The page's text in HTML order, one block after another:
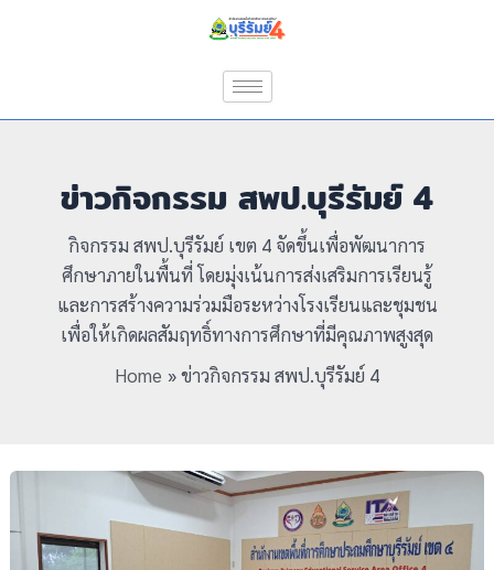
ข่าวกิจกรรม สพป.บุรีรัมย์ 4
กิจกรรม สพป.บุรีรัมย์ เขต 4 จัดขึ้นเพื่อพัฒนาการ
ศึกษาภายในพื้นที่ โดยมุ่งเน้นการส่งเสริมการเรียนรู้
และการสร้างความร่วมมือระหว่างโรงเรียนและชุมชน
เพื่อให้เกิดผลสัมฤทธิ์ทางการศึกษาที่มีคุณภาพสูงสุด
Home
ข่าวกิจกรรม สพป.บุรีรัมย์ 4